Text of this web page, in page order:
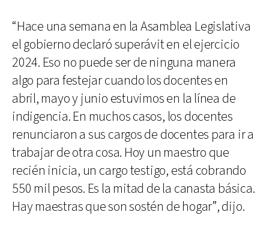
“Hace una semana en la Asamblea Legislativa
el gobierno declaró superávit en el ejercicio
2024. Eso no puede ser de ninguna manera
algo para festejar cuando los docentes en
abril, mayo y junio estuvimos en la línea de
indigencia. En muchos casos, los docentes
renunciaron a sus cargos de docentes para ir a
trabajar de otra cosa. Hoy un maestro que
recién inicia, un cargo testigo, está cobrando
550 mil pesos. Es la mitad de la canasta básica.
Hay maestras que son sostén de hogar”, dijo.